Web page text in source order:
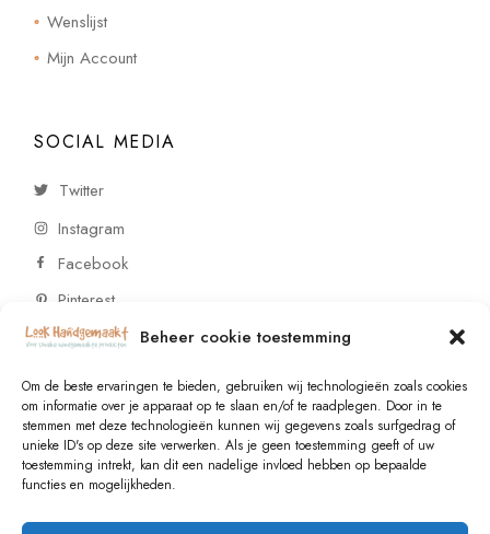
Beheer cookie toestemming
Om de beste ervaringen te bieden, gebruiken wij technologieën zoals cookies
om informatie over je apparaat op te slaan en/of te raadplegen. Door in te
stemmen met deze technologieën kunnen wij gegevens zoals surfgedrag of
unieke ID's op deze site verwerken. Als je geen toestemming geeft of uw
toestemming intrekt, kan dit een nadelige invloed hebben op bepaalde
functies en mogelijkheden.
Wenslijst
Mijn Account
SOCIAL MEDIA
Twitter
Instagram
Facebook
Pinterest
CONTACT
Vragen of wensen? Neem contact op!
+31 (0)6 229 021 29